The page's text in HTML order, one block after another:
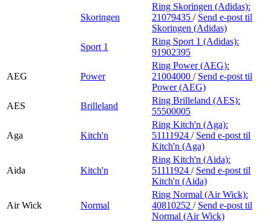
Skoringen
Ring Skoringen (Adidas):
21079435 / Send e-post til
Skoringen (Adidas)
Sport 1
Ring Sport 1 (Adidas):
91902395
AEG Power
Ring Power (AEG):
21004000 / Send e-post til
Power (AEG)
AES
Brilleland
Ring Brilleland (AES):
55500005
Aga Kitch'n
Ring Kitch'n (Aga):
51111924 / Send e-post til
Kitch'n (Aga)
Aida Kitch'n
Ring Kitch'n (Aida):
51111924 / Send e-post til
Kitch'n (Aida)
Air Wick Normal
Ring Normal (Air Wick):
40810252 / Send e-post til
Normal (Air Wick)